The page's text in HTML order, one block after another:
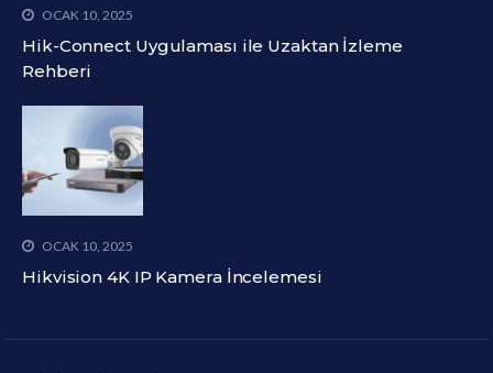
OCAK 10, 2025
Hik-Connect Uygulaması ile Uzaktan İzleme
Rehberi
OCAK 10, 2025
Hikvision 4K IP Kamera İncelemesi